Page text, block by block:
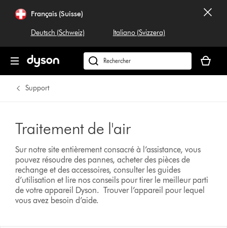
Français (Suisse)
Deutsch (Schweiz) Italiano (Svizzera)
Rechercher
dyson.ch
panier
est
Support
Traitement de l'air
Sur notre site entièrement consacré à l’assistance, vous
pouvez résoudre des pannes, acheter des pièces de
rechange et des accessoires, consulter les guides
d’utilisation et lire nos conseils pour tirer le meilleur parti
de votre appareil Dyson.Trouver l’appareil pour lequel
vous avez besoin d’aide.